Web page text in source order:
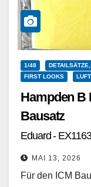
1/48
FIRST LOOKS
Hampden B
Bausatz
Eduard -
MAI 13, 2026
Für den ICM